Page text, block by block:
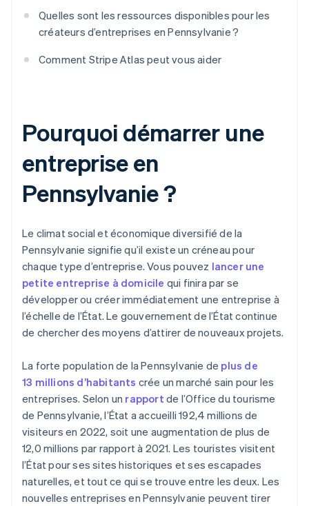
Quelles sont les ressources disponibles pour les
créateurs d’entreprises en Pennsylvanie ?
Comment Stripe Atlas peut vous aider
Pourquoi démarrer une
entreprise en
Pennsylvanie ?
Le climat social et économique diversifié de la
Pennsylvanie signifie qu’il existe un créneau pour
chaque type d’entreprise. Vous pouvez lancer une
petite entreprise à domicile qui finira par se
développer ou créer immédiatement une entreprise à
l’échelle de l’État. Le gouvernement de l’État continue
de chercher des moyens d’attirer de nouveaux projets.
La forte population de la Pennsylvanie de plus de
13 millions d’habitants crée un marché sain pour les
entreprises. Selon un rapport de l’Office du tourisme
de Pennsylvanie, l’État a accueilli 192,4 millions de
visiteurs en 2022, soit une augmentation de plus de
12,0 millions par rapport à 2021. Les touristes visitent
l’État pour ses sites historiques et ses escapades
naturelles, et tout ce qui se trouve entre les deux. Les
nouvelles entreprises en Pennsylvanie peuvent tirer